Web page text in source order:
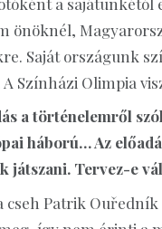
önöknél,
Saját országunk
Színházi Olimpia
a történelemről
háború… Az
játszani. Tervez-e
cseh Patrik Ouředník